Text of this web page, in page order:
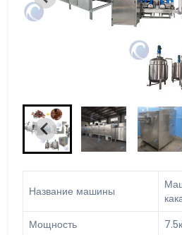
Название машины
Мощность